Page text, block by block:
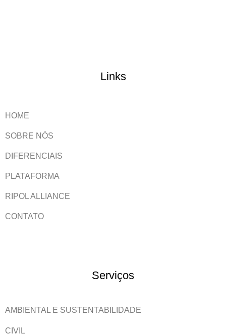
Links
HOME
SOBRE NÓS
DIFERENCIAIS
PLATAFORMA
RIPOL ALLIANCE
CONTATO
Serviços
AMBIENTAL E SUSTENTABILIDADE
CIVIL